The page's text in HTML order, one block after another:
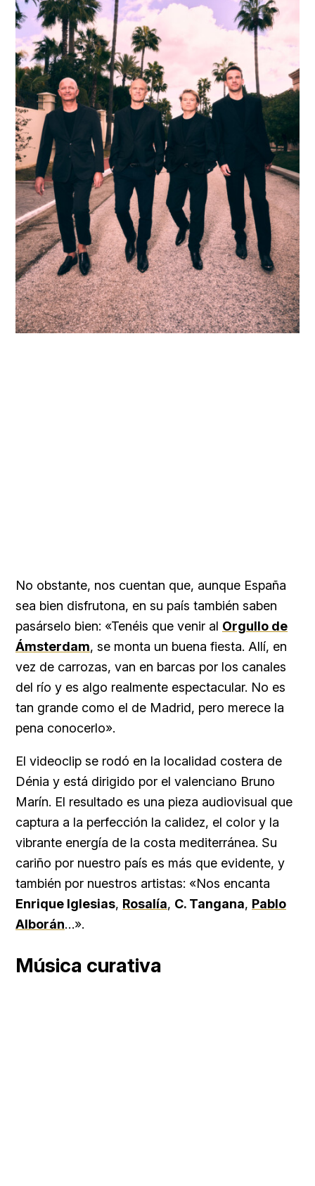
No obstante, nos cuentan que, aunque España
sea bien disfrutona, en su país también saben
pasárselo bien: «Tenéis que venir al Orgullo de
Ámsterdam, se monta un buena fiesta. Allí, en
vez de carrozas, van en barcas por los canales
del río y es algo realmente espectacular. No es
tan grande como el de Madrid, pero merece la
pena conocerlo».
El videoclip se rodó en la localidad costera de
Dénia y está dirigido por el valenciano Bruno
Marín. El resultado es una pieza audiovisual que
captura a la perfección la calidez, el color y la
vibrante energía de la costa mediterránea. Su
cariño por nuestro país es más que evidente, y
también por nuestros artistas: «Nos encanta
Enrique Iglesias, Rosalía, C. Tangana, Pablo
Alborán…».
Música curativa